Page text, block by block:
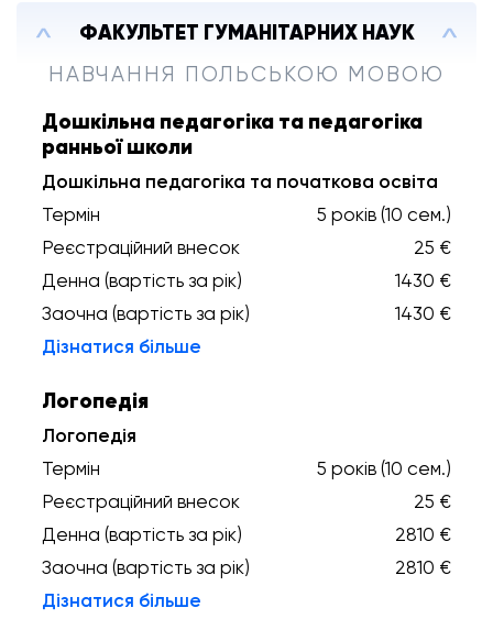
ФАКУЛЬТЕТ ГУМАНІТАРНИХ НАУК
НАВЧАННЯ ПОЛЬСЬКОЮ МОВОЮ
Дошкільна педагогіка та педагогіка
ранньої школи
Дошкільна педагогіка та початкова освіта
Термін
5 років (10 сем.)
Реєстраційний внесок
25 €
Денна (вартість за рік)
1430 €
Заочна (вартість за рік)
1430 €
Дізнатися більше
Логопедія
Логопедія
Термін
5 років (10 сем.)
Реєстраційний внесок
25 €
Денна (вартість за рік)
2810 €
Заочна (вартість за рік)
2810 €
Дізнатися більше